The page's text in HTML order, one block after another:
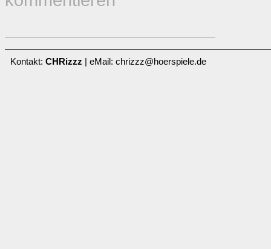
Kontakt: CHRizzz | eMail: chrizzz@hoerspiele.de